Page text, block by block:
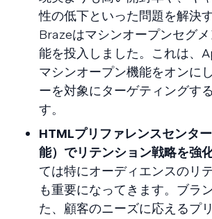
性の低下といった問題を解決
Brazeはマシンオープンセグ
能を投入しました。これは、
マシンオープン機能をオンに
ーを対象にターゲティングす
す。
HTMLプリファレンスセンタ
能）でリテンション戦略を強化
ては特にオーディエンスのリ
も重要になってきます。ブラ
た、顧客のニーズに応えるプ